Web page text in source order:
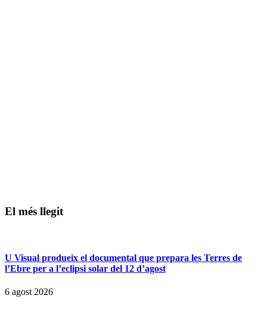
El més llegit
U Visual produeix el documental que prepara les Terres de
l’Ebre per a l’eclipsi solar del 12 d’agost
6 agost 2026